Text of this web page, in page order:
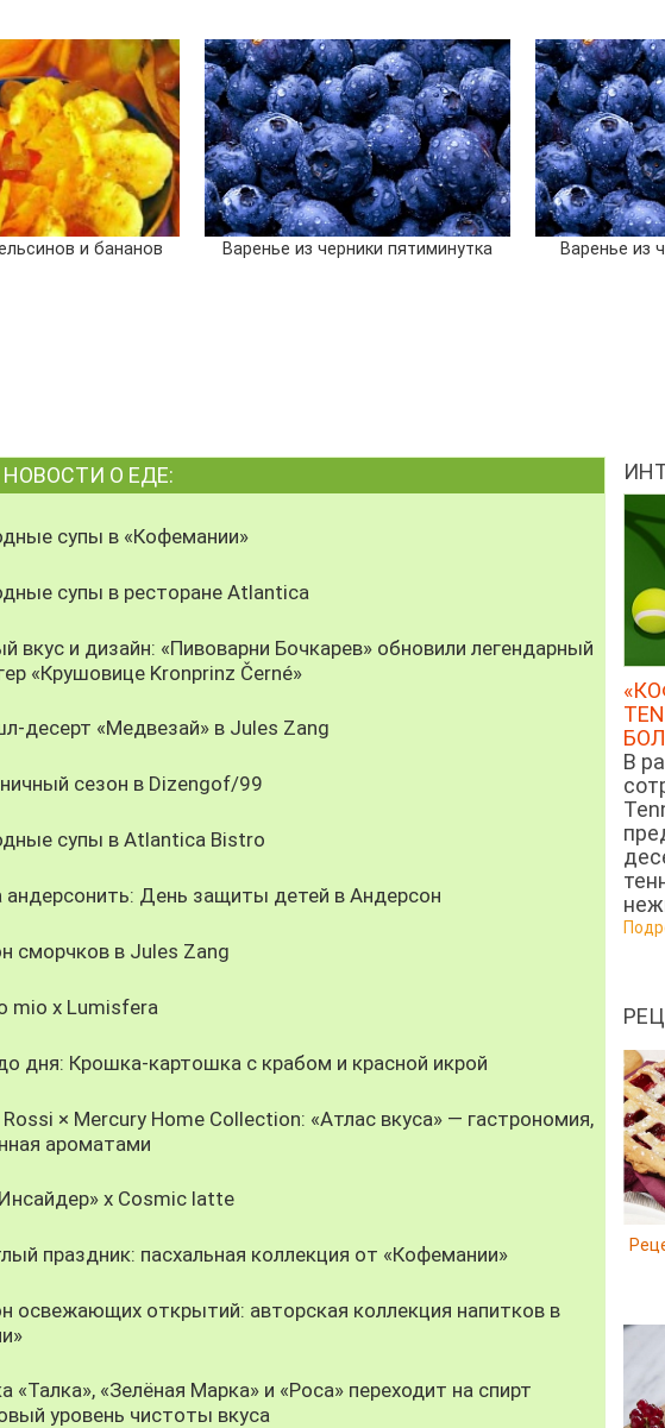
и бананов Варенье из черники пятиминутка Варенье из
О ЕДЕ:
супы в «Кофемании»
супы в ресторане Atlantica
вкус и дизайн: «Пивоварни Бочкарев» обновили легендарный
«Крушовице Kronprinz Černé»
десерт «Медвезай» в Jules Zang
сезон в Dizengof/99
супы в Atlantica Bistro
андерсонить: День защиты детей в Андерсон
сморчков в Jules Zang
mio x Lumisfera
дня: Крошка-картошка с крабом и красной икрой
Rossi × Mercury Home Collection: «Атлас вкуса» — гастрономия,
ароматами
х Cosmic latte
праздник: пасхальная коллекция от «Кофемании»
освежающих открытий: авторская коллекция напитков в
«Талка», «Зелёная Марка» и «Роса» переходит на спирт
уровень чистоты вкуса
В